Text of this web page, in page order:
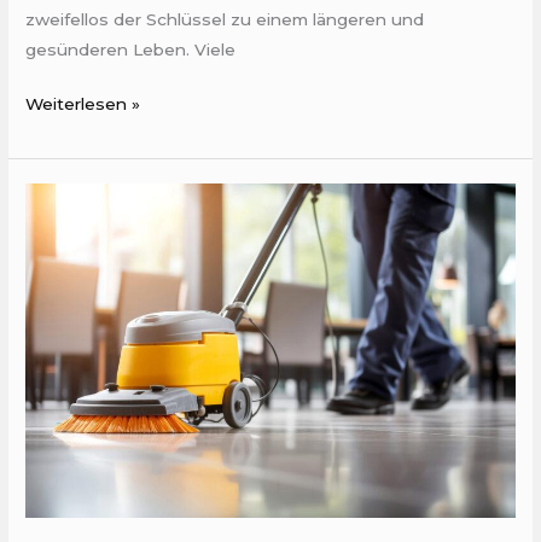
zweifellos der Schlüssel zu einem längeren und
gesünderen Leben. Viele
Weiterlesen »
des
physischen
Arbeitsumfelds
für
Startup-
Erfolg